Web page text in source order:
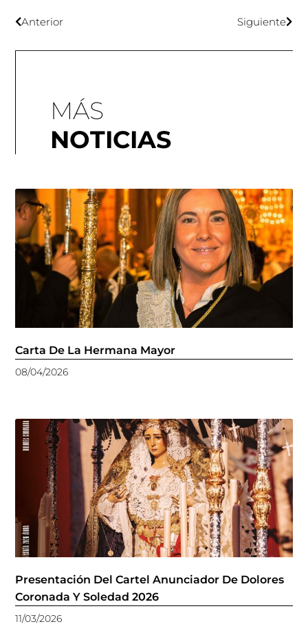
Anterior Siguiente
MÁS
NOTICIAS
Carta De La Hermana Mayor
08/04/2026
Presentación Del Cartel Anunciador De Dolores
Coronada Y Soledad 2026
11/03/2026